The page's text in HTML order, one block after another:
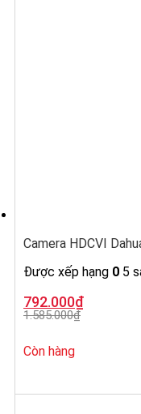
Camera HDCVI
Được xếp hạng 0 5
1.585.000₫
Giá
gốc
là:
792.000₫
Giá
hiện
tại
792.000₫.
Còn hàng